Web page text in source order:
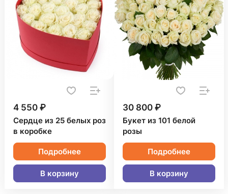
4 550 ₽
Сердце из 25 белых роз
в коробке
Подробнее
В корзину
30 800 ₽
Букет из 101 белой
розы
Подробнее
В корзину